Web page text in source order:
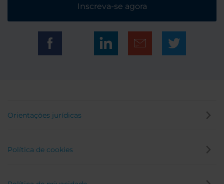
Inscreva-se agora
Orientações jurídicas
Política de cookies